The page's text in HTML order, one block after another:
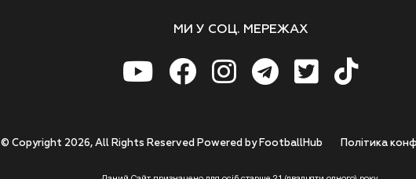
МИ У СОЦ. МЕРЕЖАХ
Полiтика
© Copyright 2026, All Rights Reserved Powered by FootballHub